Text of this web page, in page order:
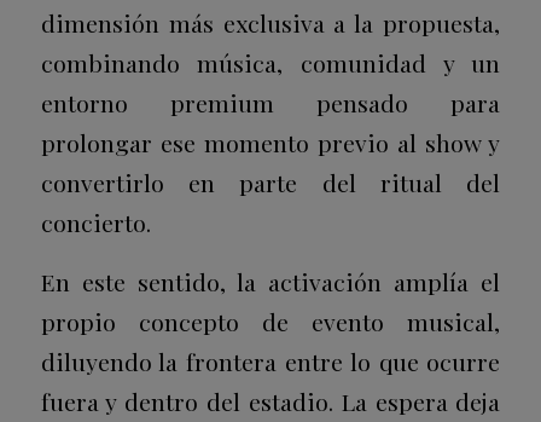
dimensión más exclusiva a la propuesta,
combinando música, comunidad y un
entorno premium pensado para
prolongar ese momento previo al show y
convertirlo en parte del ritual del
concierto.
En este sentido, la activación amplía el
propio concepto de evento musical,
diluyendo la frontera entre lo que ocurre
fuera y dentro del estadio. La espera deja